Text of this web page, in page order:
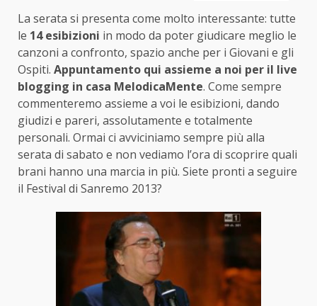
La serata si presenta come molto interessante: tutte
le 14 esibizioni in modo da poter giudicare meglio le
canzoni a confronto, spazio anche per i Giovani e gli
Ospiti. Appuntamento qui assieme a noi per il live
blogging in casa MelodicaMente. Come sempre
commenteremo assieme a voi le esibizioni, dando
giudizi e pareri, assolutamente e totalmente
personali. Ormai ci avviciniamo sempre più alla
serata di sabato e non vediamo l’ora di scoprire quali
brani hanno una marcia in più. Siete pronti a seguire
il Festival di Sanremo 2013?